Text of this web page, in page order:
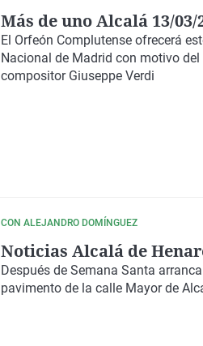
Más de uno Alcalá 13/03/
El Orfeón Complutense ofrecerá
Nacional de Madrid con motivo
compositor Giuseppe Verdi
CON ALEJANDRO DOMÍNGUEZ
Noticias Alcalá de
Después de Semana Santa
pavimento de la calle Mayor de